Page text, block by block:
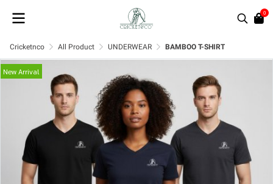
0
Cricketnco All Product UNDERWEAR BAMBOO T-SHIRT
New Arrival